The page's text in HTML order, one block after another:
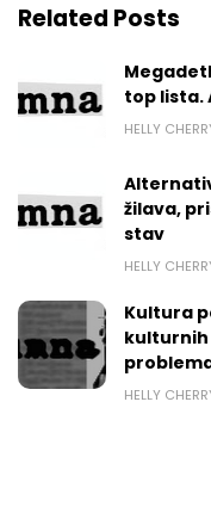
Related Posts
top lista.
HELLY
žilava,
stav
HELLY
Kultura
HELLY